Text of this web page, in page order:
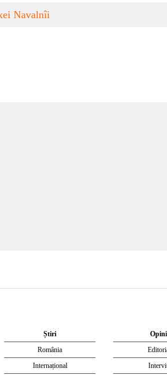
Navalnîi
Știri
România
Internațional